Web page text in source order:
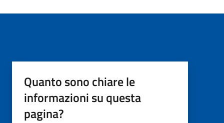
Quanto sono chiare le
informazioni su questa
pagina?